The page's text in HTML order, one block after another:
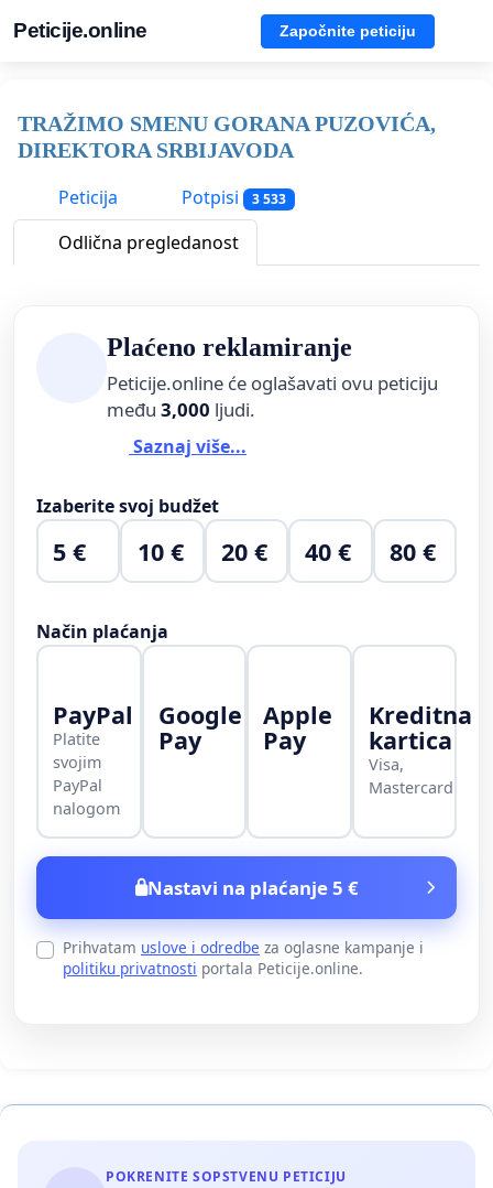
Peticije.online Započnite peticiju
TRAŽIMO SMENU GORANA PUZOVIĆA,
DIREKTORA SRBIJAVODA
Peticija
Potpisi 3 533
Odlična pregledanost
Plaćeno reklamiranje
Peticije.online će oglašavati ovu peticiju
među 3,000 ljudi.
Saznaj više...
Izaberite svoj budžet
5 € 10 € 20 € 40 € 80 €
Način plaćanja
PayPal
Platite
svojim
PayPal
nalogom
Google
Pay
Apple
Pay
Kreditna
kartica
Visa,
Mastercard
Nastavi na plaćanje 5 €
Prihvatam uslove i odredbe za oglasne kampanje i
politiku privatnosti portala Peticije.online.
POKRENITE SOPSTVENU PETICIJU